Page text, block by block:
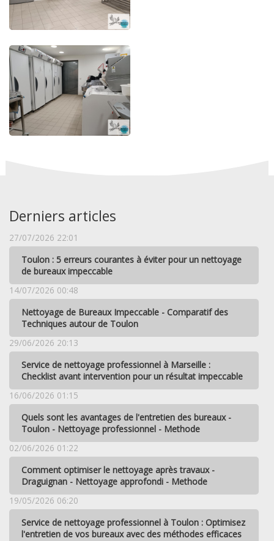
Derniers articles
27/07/2026 22:01
Toulon : 5 erreurs courantes à éviter pour un nettoyage
de bureaux impeccable
14/07/2026 00:48
Nettoyage de Bureaux Impeccable - Comparatif des
Techniques autour de Toulon
29/06/2026 20:13
Service de nettoyage professionnel à Marseille :
Checklist avant intervention pour un résultat impeccable
16/06/2026 01:15
Quels sont les avantages de l'entretien des bureaux -
Toulon - Nettoyage professionnel - Methode
02/06/2026 01:22
Comment optimiser le nettoyage après travaux -
Draguignan - Nettoyage approfondi - Methode
19/05/2026 06:20
Service de nettoyage professionnel à Toulon : Optimisez
l'entretien de vos bureaux avec des méthodes efficaces